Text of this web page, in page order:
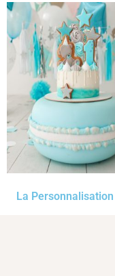
La Personnalisation